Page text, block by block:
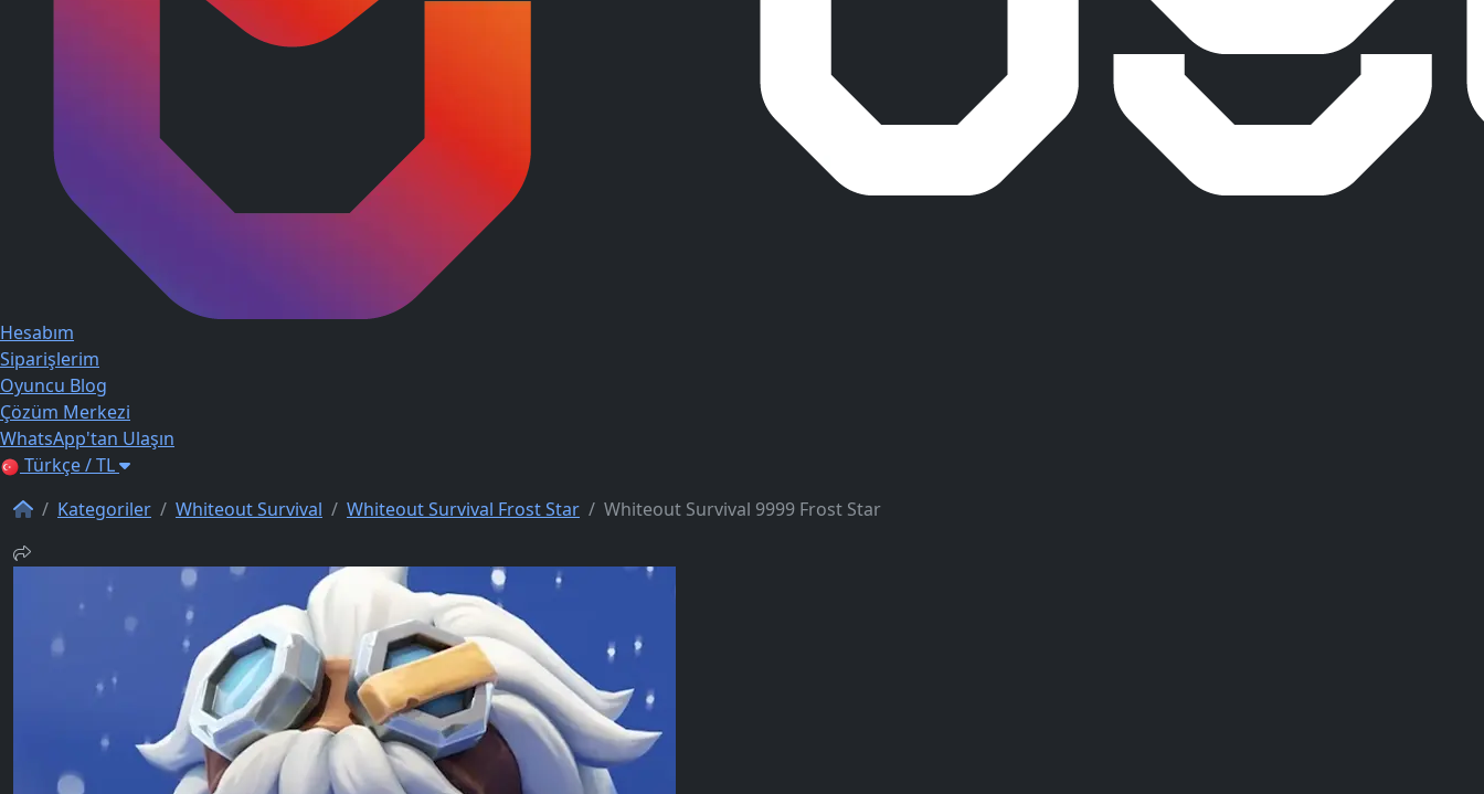
Hesabım
Siparişlerim
Oyuncu Blog
Çözüm Merkezi
WhatsApp'tan Ulaşın
Türkçe / TL
Kategoriler
Whiteout Survival Whiteout Survival Frost Star Whiteout Survival 9999 Frost Star